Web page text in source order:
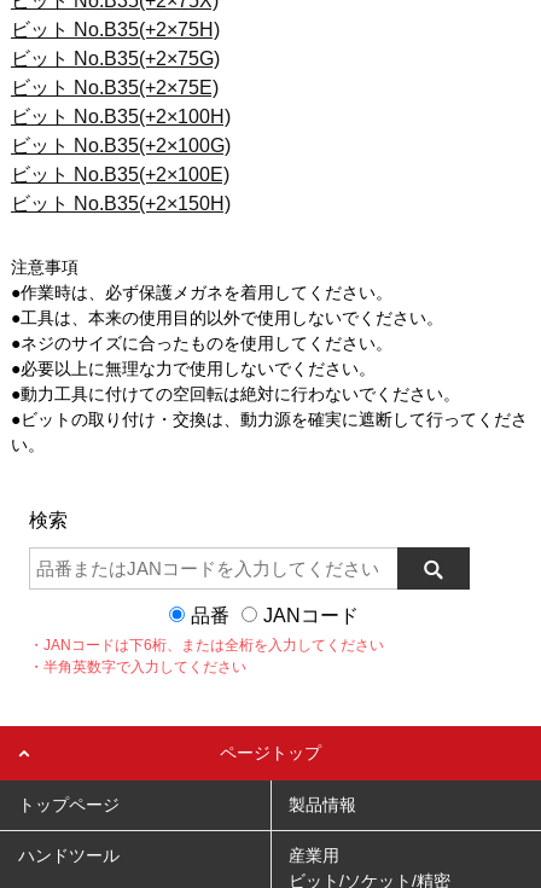
ビット No.B35(+2×75H)
ビット No.B35(+2×75G)
ビット No.B35(+2×75E)
ビット No.B35(+2×100H)
ビット No.B35(+2×100G)
ビット No.B35(+2×100E)
ビット No.B35(+2×150H)
注意事項
●作業時は、必ず保護メガネを着用してください。
●工具は、本来の使用目的以外で使用しないでください。
●ネジのサイズに合ったものを使用してください。
●必要以上に無理な力で使用しないでください。
●動力工具に付けての空回転は絶対に行わないでください。
●ビットの取り付け・交換は、動力源を確実に遮断して行ってくださ
い。
検索
品番 JANコード
・JANコードは下6桁、または全桁を入力してください
・半角英数字で入力してください
ページトップ
トップページ 製品情報
ハンドツール
産業用
ビット/ソケット/精密